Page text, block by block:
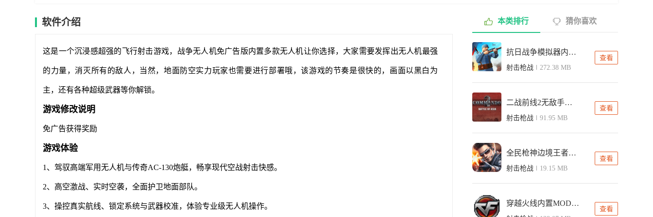
软件介绍
这是一个沉浸感超强的飞行射击游戏，战争无人机免广告版内置多款无人机让你选择，大家需要发挥出无人机最强
的力量，消灭所有的敌人，当然，地面防空实力玩家也需要进行部署哦，该游戏的节奏是很快的，画面以黑白为
主，还有各种超级武器等你解锁。
游戏修改说明
免广告获得奖励
游戏体验
1、驾驭高端军用无人机与传奇AC-130炮艇，畅享现代空战射击快感。
2、高空激战、实时空袭，全面护卫地面部队。
3、操控真实航线、锁定系统与武器校准，体验专业级无人机操作。
本类排行 猜你喜欢
抗日战争模拟器内置菜单版
射击枪战 272.38 MB
查看
二战前线2无敌手机版
射击枪战 91.95 MB
查看
全民枪神边境王者内置修改器版
射击枪战 19.15 MB
查看
穿越火线内置MOD修改器版
查看